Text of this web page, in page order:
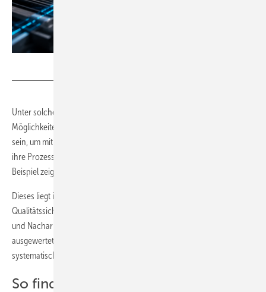
Unter solchen Bedingungen bleibt auch die beste KI hinter ihren
Möglichkeiten zurück. Unternehmen müssen nicht perfekt digitalisiert
sein, um mit KI zu beginnen. Sie müssen aber ehrlich genug sein, um
ihre Prozess- und Datenlücken offenzulegen, wie das nachfolgende
Beispiel zeigt.
Dieses liegt im MES-Umfeld, also in den Bereichen Produktion und
Qualitätssicherung. In vielen Betrieben werden Störungen, Ausschuss
und Nacharbeit zwar erfasst, jedoch nicht mit der nötigen Tiefe
ausgewertet. Der einzelne Fehler wird behoben, doch eine
systematische Lernkurve bleibt aus.
So findet man über Muster den